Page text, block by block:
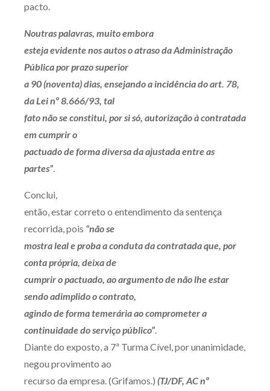
pacto.
Noutras palavras, muito embora
esteja evidente nos autos o atraso da Administração
Pública por prazo superior
a 90 (noventa) dias, ensejando a incidência do art. 78,
da Lei nº 8.666/93, tal
fato não se constitui, por si só, autorização à contratada
em cumprir o
pactuado de forma diversa da ajustada entre as
partes”.
Conclui,
então, estar correto o entendimento da sentença
recorrida, pois “não se
mostra leal e proba a conduta da contratada que, por
conta própria, deixa de
cumprir o pactuado, ao argumento de não lhe estar
sendo adimplido o contrato,
agindo de forma temerária ao comprometer a
continuidade do serviço público”.
Diante do exposto, a 7ª Turma Cível, por unanimidade,
negou provimento ao
recurso da empresa. (Grifamos.) (TJ/DF, AC nº